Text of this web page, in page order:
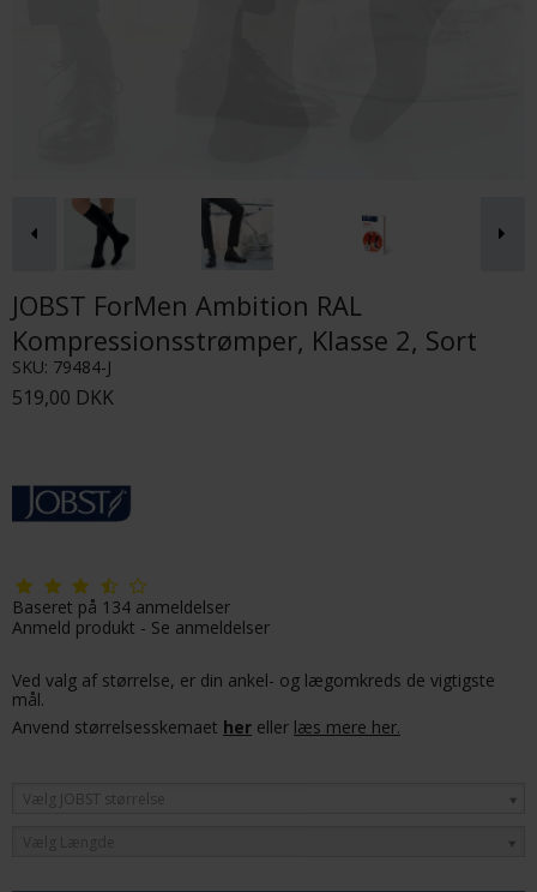
JOBST ForMen Ambition RAL
Kompressionsstrømper, Klasse 2, Sort
SKU: 79484-J
519,00 DKK
Baseret på 134 anmeldelser
Anmeld produkt - Se anmeldelser
Ved valg af størrelse, er din ankel- og lægomkreds de vigtigste
mål.
Anvend størrelsesskemaet her eller læs mere her.
Vælg JOBST størrelse